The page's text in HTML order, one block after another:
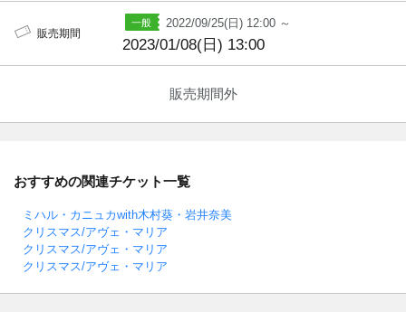
販売期間
2022/09/25(日) 12:00 ～
2023/01/08(日) 13:00
販売期間外
おすすめの関連チケット一覧
ミハル・カニュカwith木村葵・岩井奈美
クリスマス/アヴェ・マリア
クリスマス/アヴェ・マリア
クリスマス/アヴェ・マリア